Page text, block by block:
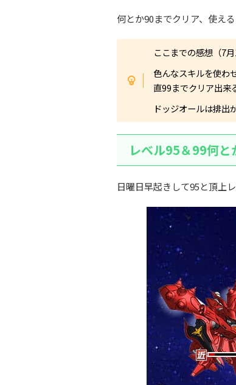
何とか90までクリア、使え
ここまでの感想（7月
色んなスキルを使わ
直99までクリア出来
ドッジオールは排出
レベル95＆99何
日曜日早起きして95と頂上